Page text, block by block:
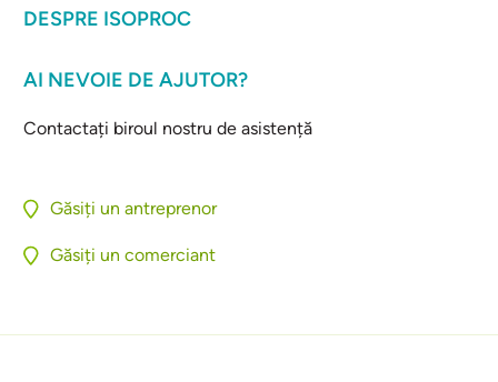
DESPRE ISOPROC
AI NEVOIE DE AJUTOR?
Contactați biroul nostru de asistență
Găsiți un antreprenor
Găsiți un comerciant